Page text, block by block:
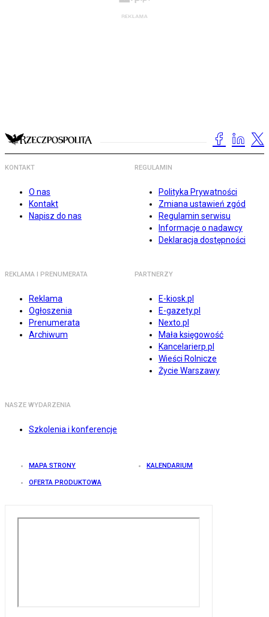
KONTAKT
O nas
Kontakt
Napisz do nas
REGULAMIN
Polityka Prywatności
Zmiana ustawień zgód
Regulamin serwisu
Informacje o nadawcy
Deklaracja dostępności
REKLAMA I PRENUMERATA
Reklama
Ogłoszenia
Prenumerata
Archiwum
PARTNERZY
E-kiosk.pl
E-gazety.pl
Nexto.pl
Mała księgowość
Kancelarierp.pl
Wieści Rolnicze
Życie Warszawy
NASZE WYDARZENIA
Szkolenia i konferencje
MAPA STRONY KALENDARIUM
OFERTA PRODUKTOWA